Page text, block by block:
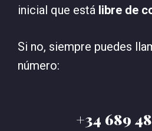
inicial que está libre de
Si no, siempre puedes
número:
+34 689